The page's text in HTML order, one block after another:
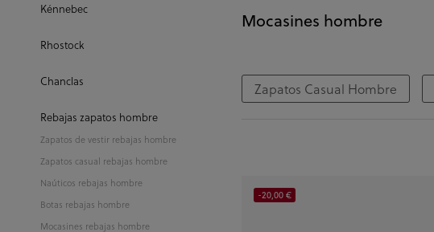
Kénnebec
Rhostock
Chanclas
Rebajas zapatos hombre
Zapatos de vestir rebajas hombre
Zapatos casual rebajas hombre
Naúticos rebajas hombre
Botas rebajas hombre
Mocasines rebajas hombre
Mocasines hombre
Zapatos Casual Hombre
-20,00 €